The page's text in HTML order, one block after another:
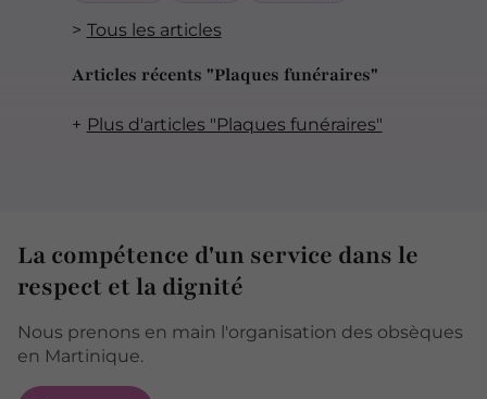
Tous les articles
Articles récents "Plaques funéraires"
Plus d'articles "Plaques funéraires"
La compétence d'un service dans le
respect et la dignité
Nous prenons en main l'organisation des obsèques
en Martinique.